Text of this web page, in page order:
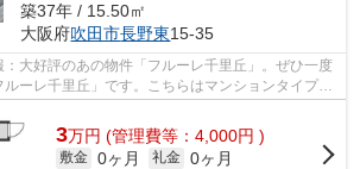
築37年 / 15.50㎡
大阪府吹田市長野東15-35
大好評のあの物件「フルーレ千里丘」。ぜひ一度
ーレ千里丘」です。こちらはマンションタイプに
高い鉄筋コ...
3万円 (管理費等：4,000円 )
敷金 0ヶ月 礼金 0ヶ月